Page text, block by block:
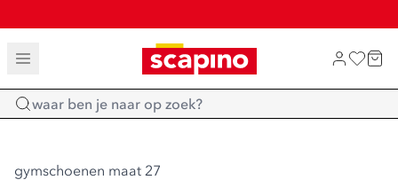
TOT 70% KORTING OP SALE
SHOP NIEUW
Home
gymschoenen maat 27